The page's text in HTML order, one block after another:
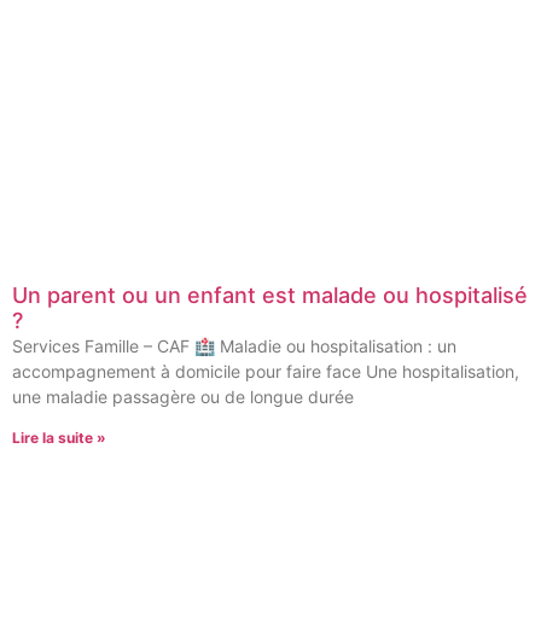
Un parent ou un enfant est malade ou hospitalisé
?
Services Famille – CAF 🏥 Maladie ou hospitalisation : un
accompagnement à domicile pour faire face Une hospitalisation,
une maladie passagère ou de longue durée
Lire la suite »